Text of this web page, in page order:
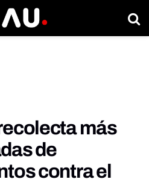
más
de
contra el